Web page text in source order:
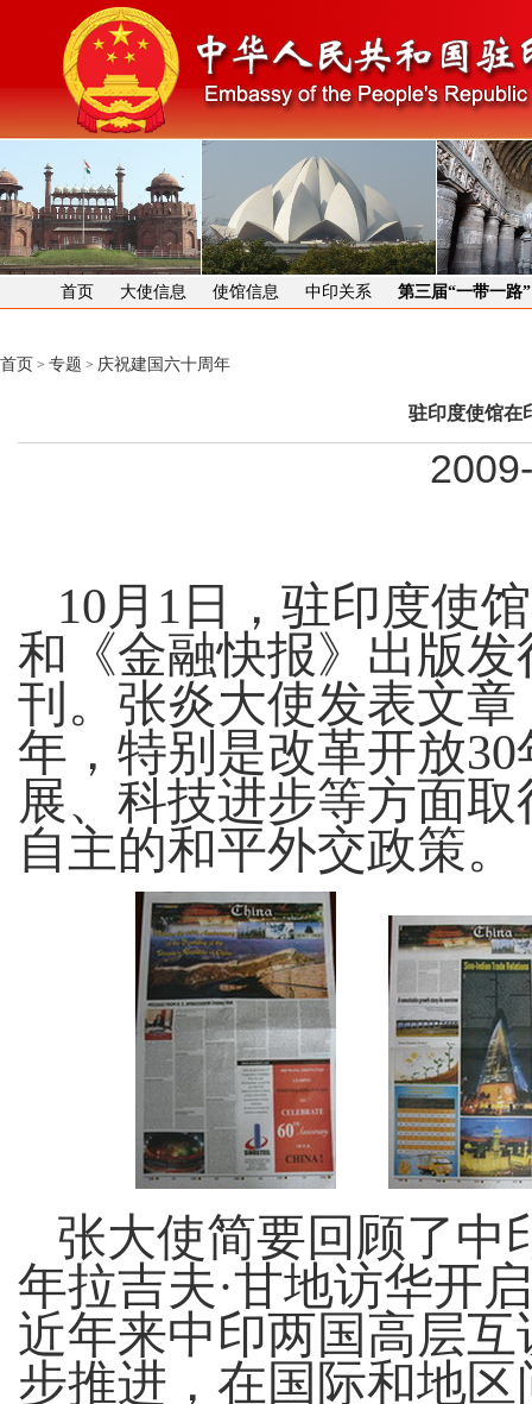
首页 大使信息 使馆信息 中印关系 第三届“一带一路
首页 > 专题 > 庆祝建国六十周年
驻印度使馆在
10月1 日
，驻印度使
和《金融快报》出版
刊。张炎大使发表文
年，特别是改革开放30
展、科技进步等方面
自主的和平外交政策。
张大使简要回顾了中
年拉吉夫·甘地访华开
近年来中印两国高层
步推进，在国际和地